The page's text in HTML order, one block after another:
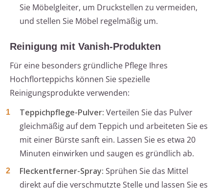
Sie Möbelgleiter, um Druckstellen zu vermeiden,
und stellen Sie Möbel regelmäßig um.
Reinigung mit Vanish-Produkten
Für eine besonders gründliche Pflege Ihres
Hochflorteppichs können Sie spezielle
Reinigungsprodukte verwenden:
Teppichpflege-Pulver: Verteilen Sie das Pulver
gleichmäßig auf dem Teppich und arbeiteten Sie es
mit einer Bürste sanft ein. Lassen Sie es etwa 20
Minuten einwirken und saugen es gründlich ab.
Fleckentferner-Spray: Sprühen Sie das Mittel
direkt auf die verschmutzte Stelle und lassen Sie es